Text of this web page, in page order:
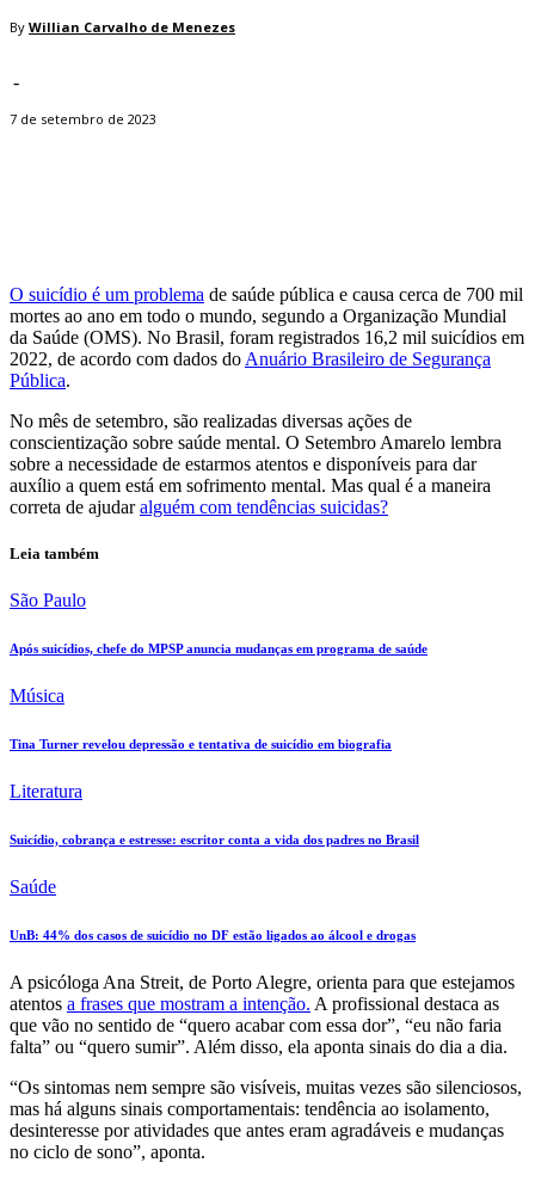
By Willian Carvalho de Menezes
-
7 de setembro de 2023
O suicídio é um problema de saúde pública e causa cerca de 700 mil
mortes ao ano em todo o mundo, segundo a Organização Mundial
da Saúde (OMS). No Brasil, foram registrados 16,2 mil suicídios em
2022, de acordo com dados do Anuário Brasileiro de Segurança
Pública.
No mês de setembro, são realizadas diversas ações de
conscientização sobre saúde mental. O Setembro Amarelo lembra
sobre a necessidade de estarmos atentos e disponíveis para dar
auxílio a quem está em sofrimento mental. Mas qual é a maneira
correta de ajudaralguém com tendências suicidas?
Leia também
São Paulo
Após suicídios, chefe do MPSP anuncia mudanças em programa de saúde
Música
Tina Turner revelou depressão e tentativa de suicídio em biografia
Literatura
Suicídio, cobrança e estresse: escritor conta a vida dos padres no Brasil
Saúde
UnB: 44% dos casos de suicídio no DF estão ligados ao álcool e drogas
A psicóloga Ana Streit, de Porto Alegre, orienta para que estejamos
atentos a frases que mostram a intenção. A profissional destaca as
que vão no sentido de “quero acabar com essa dor”, “eu não faria
falta” ou “quero sumir”. Além disso, ela aponta sinais do dia a dia.
“Os sintomas nem sempre são visíveis, muitas vezes são silenciosos,
mas há alguns sinais comportamentais: tendência ao isolamento,
desinteresse por atividades que antes eram agradáveis e mudanças
no ciclo de sono”, aponta.